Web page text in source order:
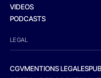
VIDEOS
PODCASTS
LEGAL
CGVMENTIONS LEGALES